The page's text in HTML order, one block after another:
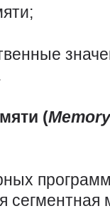
(Memory
сегментная